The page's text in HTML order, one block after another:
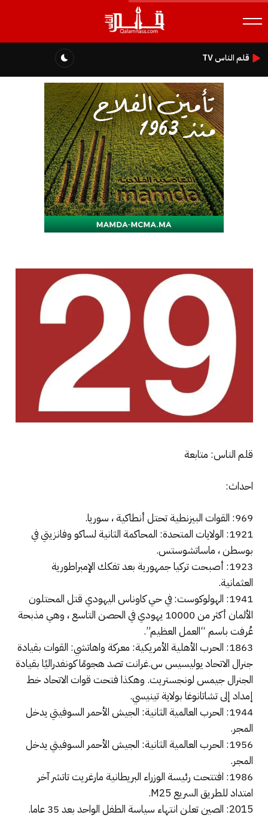
قلم الناس TV
قلم الناس: متابعة
احداث:
969: القوات البيزنطية تحتل أنطاكية ، سوريا.
1921: الولايات المتحدة: المحاكمة الثانية لساكو وفانزيتي في
بوسطن ، ماساتشوستس.
1923: أصبحت تركيا جمهورية بعد تفكك الإمبراطورية
العثمانية.
1941: الهولوكوست: في حي كاوناس اليهودي قتل المحتلون
الألمان أكثر من 10000 يهودي في الحصن التاسع ، وهي مذبحة
عُرفت باسم “العمل العظيم”.
1863: الحرب الأهلية الأمريكية: معركة واهاتشي: القوات بقيادة
جنرال الاتحاد يوليسيس س.غرانت تصد هجومًا كونفدراليًا بقيادة
الجنرال جيمس لونجستريت. وهكذا فتحت قوات الاتحاد خط
إمداد إلى تشاتانوغا بولاية تينيسي.
1944: الحرب العالمية الثانية: الجيش الأحمر السوفيتي يدخل
المجر.
1956: الحرب العالمية الثانية: الجيش الأحمر السوفيتي يدخل
المجر.
1986: افتتحت رئيسة الوزراء البريطانية مارغريت تاتشر آخر
امتداد للطريق السريع M25.
2015: الصين تعلن انتهاء سياسة الطفل الواحد بعد 35 عاما.